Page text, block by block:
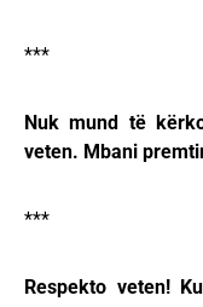
***
Nuk mund të
veten. Mbani
***
Respekto veten!